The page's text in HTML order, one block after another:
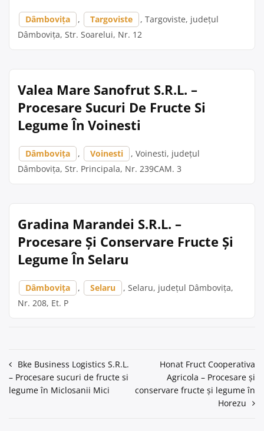
Dâmbovița , Targoviste
, Targoviste, județul
Dâmbovița, Str. Soarelui, Nr. 12
Valea Mare Sanofrut S.R.L. –
Procesare Sucuri De Fructe Si
Legume În Voinesti
Dâmbovița , Voinesti
, Voinesti, județul
Dâmbovița, Str. Principala, Nr. 239CAM. 3
Gradina Marandei S.R.L. –
Procesare Și Conservare Fructe Și
Legume În Selaru
Dâmbovița , Selaru
, Selaru, județul Dâmbovița,
Nr. 208, Et. P
Navigare
în
Bke Business Logistics S.R.L.
– Procesare sucuri de fructe si
legume în Miclosanii Mici
Honat Fruct Cooperativa
Agricola – Procesare și
conservare fructe și legume în
Horezu